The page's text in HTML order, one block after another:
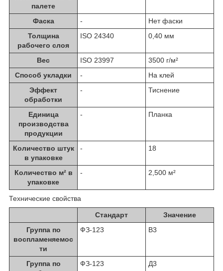
палете
Фаска -
Нет фаски
Толщина
рабочего слоя
ISO 24340 0,40 мм
Вес ISO 23997
3500 г/м²
Способ укладки
-
На клей
Эффект
обработки
- Тиснение
Единица
производства
продукции
- Планка
Количество штук
в упаковке
- 18
Количество м² в
упаковке
- 2,500 м²
Технические свойства
Стандарт
Значение
Группа по
воспламеняемос
ти
ФЗ-123 В3
Группа по
ФЗ-123 Д3